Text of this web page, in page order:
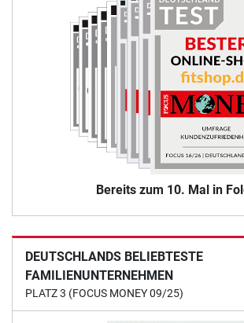
Bereits zum 10. Mal in
DEUTSCHLANDS BELIEBTESTE
FAMILIENUNTERNEHMEN
PLATZ 3 (FOCUS MONEY 09/25)